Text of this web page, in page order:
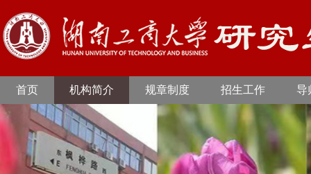
首页 机构简介 规章制度 招生工作 导